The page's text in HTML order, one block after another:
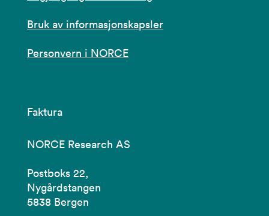
Bruk av informasjonskapsler
Personvern i NORCE
Faktura
NORCE Research AS
Postboks 22,
Nygårdstangen
5838 Bergen